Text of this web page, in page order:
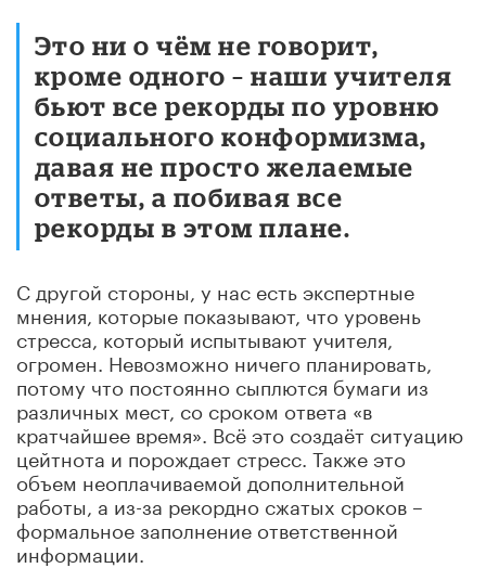
Это ни о чём не говорит,
кроме одного – наши учителя
бьют все рекорды по уровню
социального конформизма,
давая не просто желаемые
ответы, а побивая все
рекорды в этом плане.
С другой стороны, у нас есть экспертные
мнения, которые показывают, что уровень
стресса, который испытывают учителя,
огромен. Невозможно ничего планировать,
потому что постоянно сыплются бумаги из
различных мест, со сроком ответа «в
кратчайшее время». Всё это создаёт ситуацию
цейтнота и порождает стресс. Также это
объем неоплачиваемой дополнительной
работы, а из-за рекордно сжатых сроков –
формальное заполнение ответственной
информации.